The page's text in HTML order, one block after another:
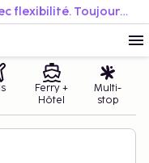
Réservez facilement. Voyagez avec flexibilité. Toujours au meilleur prix.
Ferry +
Hôtel
Multi-
stop